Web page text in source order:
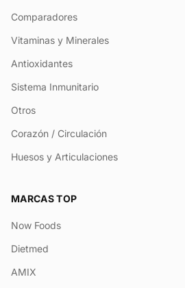
Comparadores
Vitaminas y Minerales
Antioxidantes
Sistema Inmunitario
Otros
Corazón / Circulación
Huesos y Articulaciones
MARCAS TOP
Now Foods
Dietmed
AMIX